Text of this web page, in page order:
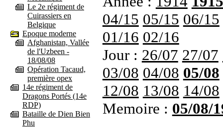
Le 2e régiment de
Cuirassiers en
Belgique
Epoque moderne
Afghanistan, Vallée
de l'Uzbeen -
18/08/08
Opération Tacaud,
première opex
14e régiment de
Dragons Portés (14e
RDP)
Bataille de Dien Bien
Phu
04/15 05/15 06/15
01/16 02/16
Jour : 26/07 27/07
03/08 04/08 05/08
12/08 13/08 14/08
Memoire : 05/08/